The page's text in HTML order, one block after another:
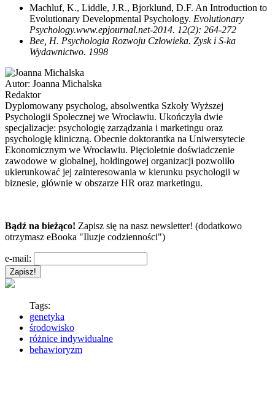
Machluf, K., Liddle, J.R., Bjorklund, D.F. An Introduction to
Evolutionary Developmental Psychology. Evolutionary
Psychology.www.epjournal.net-2014. 12(2): 264-272
Bee, H. Psychologia Rozwoju Człowieka. Zysk i S-ka
Wydawnictwo. 1998
Autor: Joanna Michalska
Redaktor
Dyplomowany psycholog, absolwentka Szkoły Wyższej
Psychologii Społecznej we Wrocławiu. Ukończyła dwie
specjalizacje: psychologię zarządzania i marketingu oraz
psychologię kliniczną. Obecnie doktorantka na Uniwersytecie
Ekonomicznym we Wrocławiu. Pięcioletnie doświadczenie
zawodowe w globalnej, holdingowej organizacji pozwoliło
ukierunkować jej zainteresowania w kierunku psychologii w
biznesie, głównie w obszarze HR oraz marketingu.
Bądź na bieżąco! Zapisz się na nasz newsletter! (dodatkowo
otrzymasz eBooka "Iluzje codzienności")
e-mail:
Tags:
genetyka
środowisko
różnice indywidualne
behawioryzm